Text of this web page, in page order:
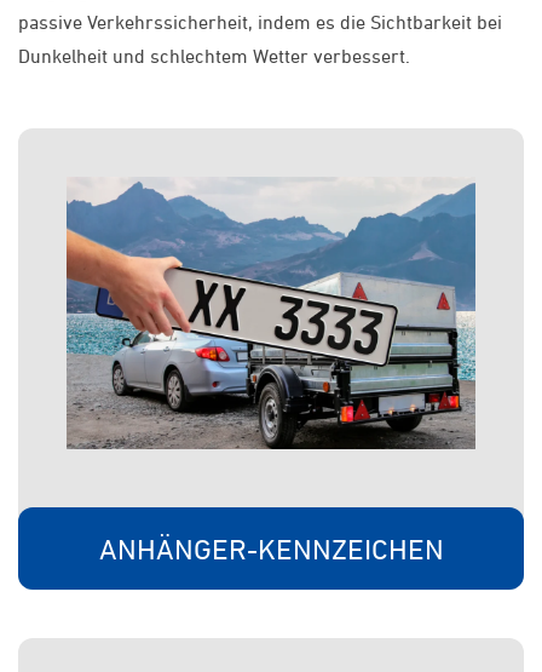
passive Verkehrssicherheit, indem es die Sichtbarkeit bei
Dunkelheit und schlechtem Wetter verbessert.
ANHÄNGER-KENNZEICHEN